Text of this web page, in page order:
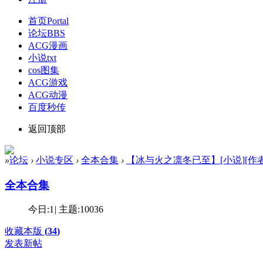
首页Portal
论坛BBS
ACG漫画
小说txt
cos图集
ACG游戏
ACG动漫
百度秒传
返回顶部
»论坛 › 小说专区 › 全本合集 › 【冰与火之凛冬已至】[小说][作
全本合集
今日:1 | 主题:10036
收藏本版 (34)
发表新帖